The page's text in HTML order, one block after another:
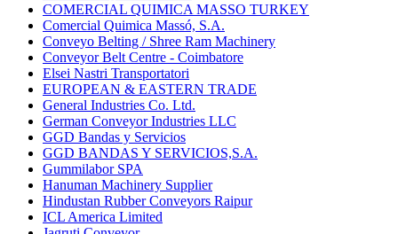
COMERCIAL QUIMICA MASSO TURKEY
Comercial Quimica Massó, S.A.
Conveyo Belting / Shree Ram Machinery
Conveyor Belt Centre - Coimbatore
Elsei Nastri Transportatori
EUROPEAN & EASTERN TRADE
General Industries Co. Ltd.
German Conveyor Industries LLC
GGD Bandas y Servicios
GGD BANDAS Y SERVICIOS,S.A.
Gummilabor SPA
Hanuman Machinery Supplier
Hindustan Rubber Conveyors Raipur
ICL America Limited